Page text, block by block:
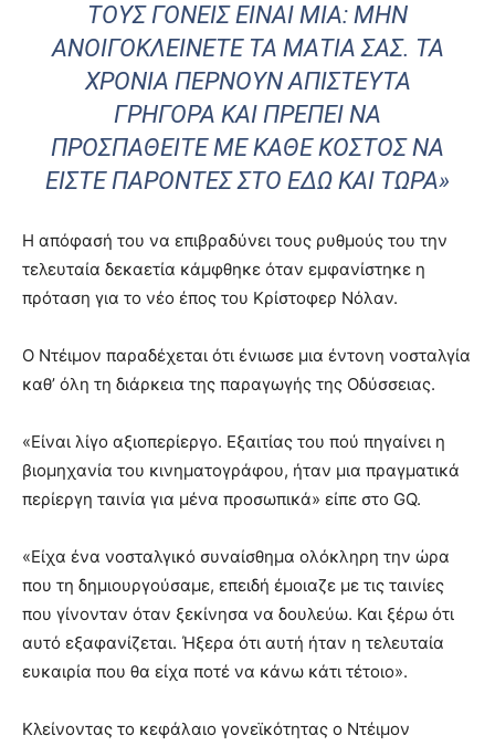
ΤΟΥΣ ΓΟΝΕΊΣ ΕΊΝΑΙ ΜΊΑ: ΜΗΝ
ΑΝΟΙΓΟΚΛΕΊΝΕΤΕ ΤΑ ΜΆΤΙΑ ΣΑΣ. ΤΑ
ΧΡΌΝΙΑ ΠΕΡΝΟΎΝ ΑΠΊΣΤΕΥΤΑ
ΓΡΉΓΟΡΑ ΚΑΙ ΠΡΈΠΕΙ ΝΑ
ΠΡΟΣΠΑΘΕΊΤΕ ΜΕ ΚΆΘΕ ΚΌΣΤΟΣ ΝΑ
ΕΊΣΤΕ ΠΑΡΌΝΤΕΣ ΣΤΟ ΕΔΏ ΚΑΙ ΤΏΡΑ»
Η απόφασή του να επιβραδύνει τους ρυθμούς του την
τελευταία δεκαετία κάμφθηκε όταν εμφανίστηκε η
πρόταση για το νέο έπος του Κρίστοφερ Νόλαν.
Ο Ντέιμον παραδέχεται ότι ένιωσε μια έντονη νοσταλγία
καθ’ όλη τη διάρκεια της παραγωγής της Οδύσσειας.
«Είναι λίγο αξιοπερίεργο. Εξαιτίας του πού πηγαίνει η
βιομηχανία του κινηματογράφου, ήταν μια πραγματικά
περίεργη ταινία για μένα προσωπικά» είπε στο GQ.
«Είχα ένα νοσταλγικό συναίσθημα ολόκληρη την ώρα
που τη δημιουργούσαμε, επειδή έμοιαζε με τις ταινίες
που γίνονταν όταν ξεκίνησα να δουλεύω. Και ξέρω ότι
αυτό εξαφανίζεται. Ήξερα ότι αυτή ήταν η τελευταία
ευκαιρία που θα είχα ποτέ να κάνω κάτι τέτοιο».
Κλείνοντας το κεφάλαιο γονεϊκότητας ο Ντέιμον